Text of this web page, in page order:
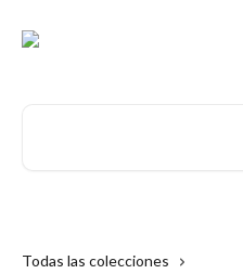
Todas las colecciones